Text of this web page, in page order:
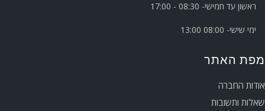
ראשון עד חמישי- 08:30 - 17:00
ימי שישי- 08:00 13:00
מפת האתר
אודות החברה
שאלות ותשובות